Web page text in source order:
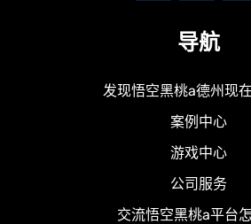
导航
发现悟空黑桃a德州现
案例中心
游戏中心
公司服务
交流悟空黑桃a平台